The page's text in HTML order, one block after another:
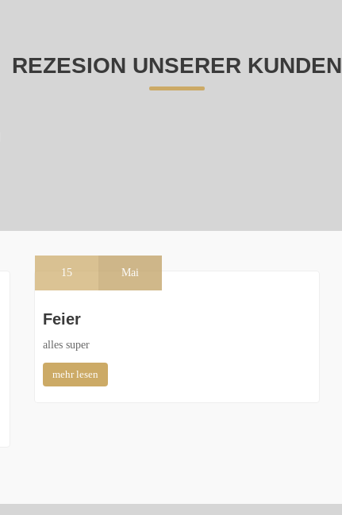
REZESION UNSERER KUNDEN
15 Mai
Feier
alles super
mehr lesen